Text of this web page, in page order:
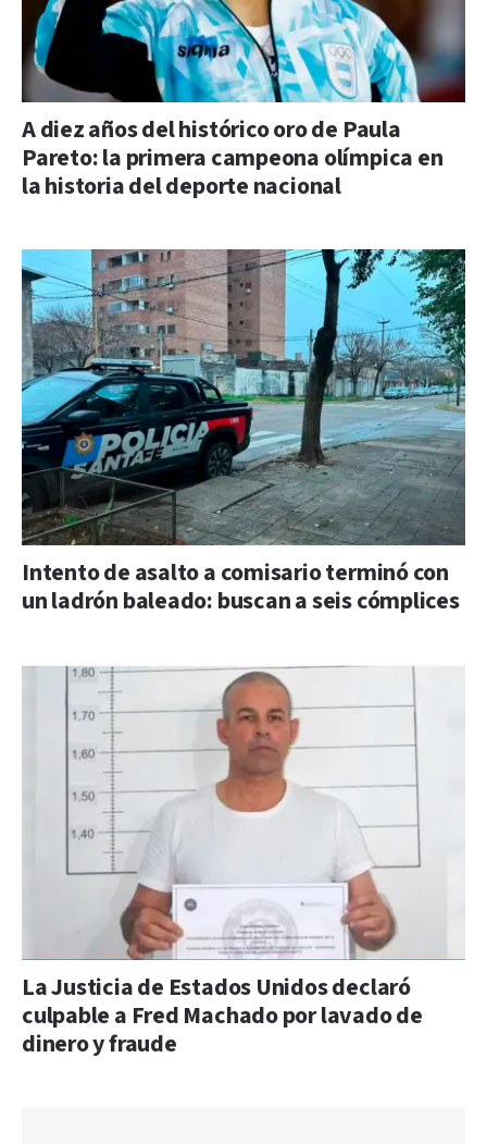
A diez años del histórico oro de Paula
Pareto: la primera campeona olímpica en
la historia del deporte nacional
Intento de asalto a comisario terminó con
un ladrón baleado: buscan a seis cómplices
La Justicia de Estados Unidos declaró
culpable a Fred Machado por lavado de
dinero y fraude